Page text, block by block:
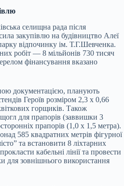
селищна рада після
закупівлю на будівництво Алеї
відпочинку ім. Т.Г.Шевченка.
робіт — 8 мільйонів 730 тисяч
фінансування вказано
документацією, планують
Героїв розміром 2,3 х 0,66
горщиків. Також
для прапорів (заввишки 3
прапорів (1,0 х 1,5 метра).
585 квадратних метрів фігурної
та встановити 8 ліхтарних
кабельні лінії та провести
для зовнішнього використання